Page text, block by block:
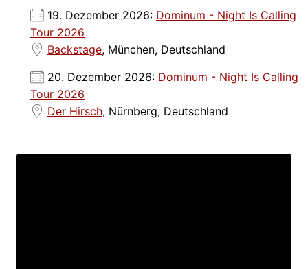
19. Dezember 2026: Dominum - Night Is Calling
Tour 2026
Backstage, München, Deutschland
20. Dezember 2026: Dominum - Night Is Calling
Tour 2026
Der Hirsch, Nürnberg, Deutschland